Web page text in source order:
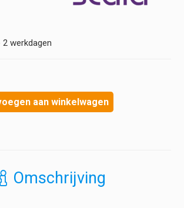
2 werkdagen
aan winkelwagen
Omschrijving